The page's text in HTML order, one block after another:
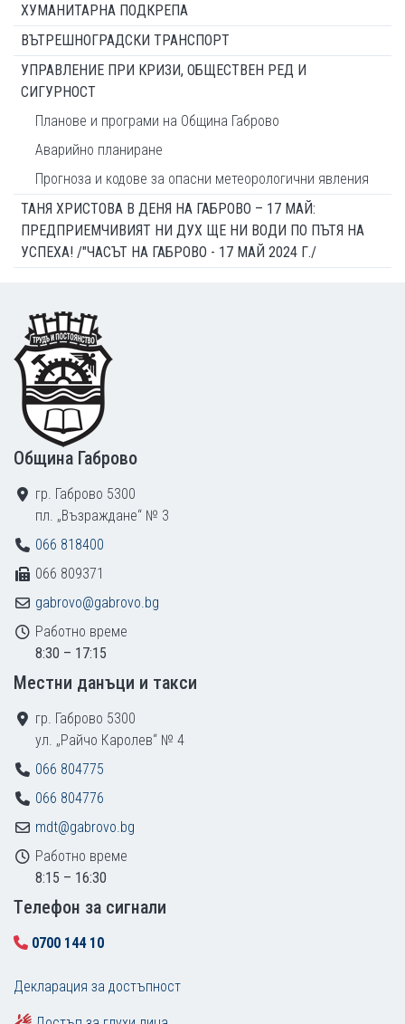
ХУМАНИТАРНА ПОДКРЕПА
ВЪТРЕШНОГРАДСКИ ТРАНСПОРТ
УПРАВЛЕНИЕ ПРИ КРИЗИ, ОБЩЕСТВЕН РЕД И
СИГУРНОСТ
Планове и програми на Община Габрово
Аварийно планиране
Прогноза и кодове за опасни метеорологични явления
ТАНЯ ХРИСТОВА В ДЕНЯ НА ГАБРОВО – 17 МАЙ:
ПРЕДПРИЕМЧИВИЯТ НИ ДУХ ЩЕ НИ ВОДИ ПО ПЪТЯ НА
УСПЕХА! /"ЧАСЪТ НА ГАБРОВО - 17 МАЙ 2024 Г./
Footer
Община Габрово
гр. Габрово 5300
пл. „Възраждане“ № 3
066 818400
066 809371
gabrovo@gabrovo.bg
Работно време
8:30 – 17:15
Местни данъци и такси
гр. Габрово 5300
ул. „Райчо Каролев“ № 4
066 804775
066 804776
mdt@gabrovo.bg
Работно време
8:15 – 16:30
Tелефон за сигнали
0700 144 10
Декларация за достъпност